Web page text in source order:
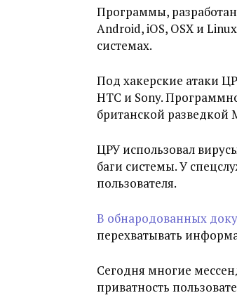
Программы,
Android, iOS, OSX и
системах.
Под хакерские атаки
HTC и Sony.
британской разведкой
ЦРУ использовал
баги системы. У
пользователя.
В обнародованных
перехватывать
Сегодня многие
приватность